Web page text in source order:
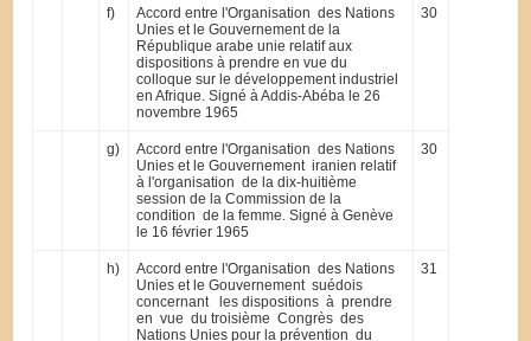
f)
Accord entre l'Organisation des Nations
Unies et le Gouvernement de la
République arabe unie relatif aux
dispositions à prendre en vue du
colloque sur le développement industriel
en Afrique. Signé à Addis-Abéba le 26
novembre 1965
30
g)
Accord entre l'Organisation des Nations
Unies et le Gouvernement iranien relatif
à l'organisation de la dix-huitième
session de la Commission de la
condition de la femme. Signé à Genève
le 16 février 1965
30
h)
Accord entre l'Organisation des Nations
Unies et le Gouvernement suédois
concernant les dispositions à prendre
en vue du troisième Congrès des
Nations Unies pour la prévention du
31